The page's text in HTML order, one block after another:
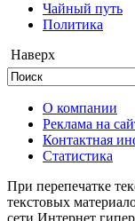
Чайный путь
Политика
Наверх
О компании
Реклама на
Контактная
Статистика
При перепечатке
текстовых
сети Интернет